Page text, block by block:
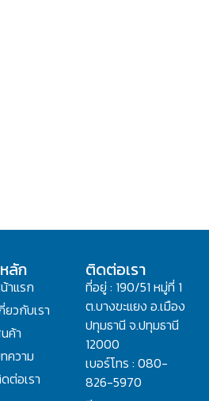
ลัก
าแรก
ยวกับเรา
ค้า
ความ
ต่อเรา
ติดต่อเรา
ที่อยู่ : 190/51 หมู่ที่ 1
ต.บางขะแยง อ.เมือง
ปทุมธานี จ.ปทุมธานี
12000
เบอร์โทร : 080-
826-5970